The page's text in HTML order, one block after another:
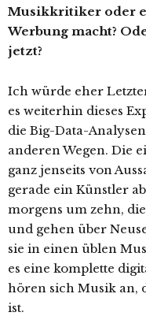
Musikkritiker oder
Werbung macht?
jetzt?
Ich würde eher
es weiterhin dieses
die Big-Data-
anderen Wegen. Die
ganz jenseits von
gerade ein Künstler
morgens um zehn,
und gehen über
sie in einen üblen
es eine komplette
hören sich Musik an,
ist.